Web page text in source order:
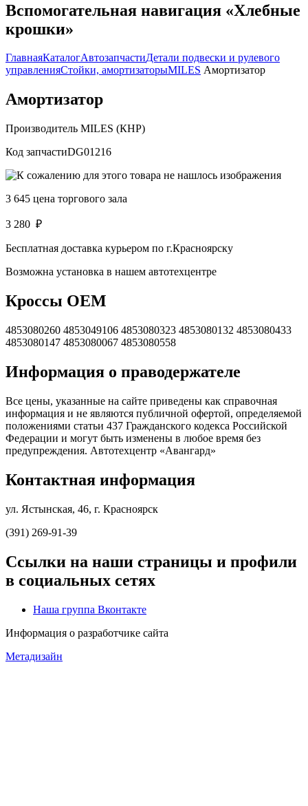
Вспомогательная навигация «Хлебные
крошки»
ГлавнаяКаталогАвтозапчастиДетали подвески и рулевого
управленияСтойки, амортизаторыMILES Амортизатор
Амортизатор
Производитель MILES (КНР)
Код запчастиDG01216
3 645 цена торгового зала
3 280 ₽
Бесплатная доставка курьером по г.Красноярску
Возможна установка в нашем автотехцентре
Кроссы OEM
4853080260 4853049106 4853080323 4853080132 4853080433
4853080147 4853080067 4853080558
Информация о праводержателе
Все цены, указанные на сайте приведены как справочная
информация и не являются публичной офертой, определяемой
положениями статьи 437 Гражданского кодекса Российской
Федерации и могут быть изменены в любое время без
предупреждения. Автотехцентр «Авангард»
Контактная информация
ул. Ястынская, 46, г. Красноярск
(391) 269-91-39
Ссылки на наши страницы и профили
в социальных сетях
Наша группа Вконтакте
Информация о разработчике сайта
Метадизайн